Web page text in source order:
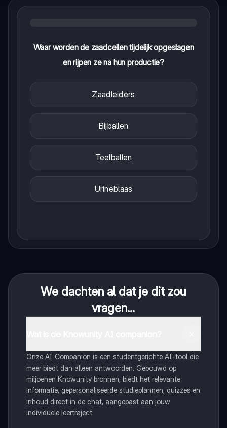
Waar worden de zaadcellen tijdelijk opgeslagen
en rijpen ze na hun productie?
Zaadleiders
Bijballen
Teelballen
Urineblaas
We dachten al dat je dit zou
vragen...
Onze AI Companion is een studentgerichte AI-tool die
meer biedt dan alleen antwoorden. Gebouwd op
miljoenen Knowunity bronnen, biedt het relevante
informatie, gepersonaliseerde studieplannen, quizzes en
inhoud direct in de chat, aangepast aan jouw
individuele leertraject.